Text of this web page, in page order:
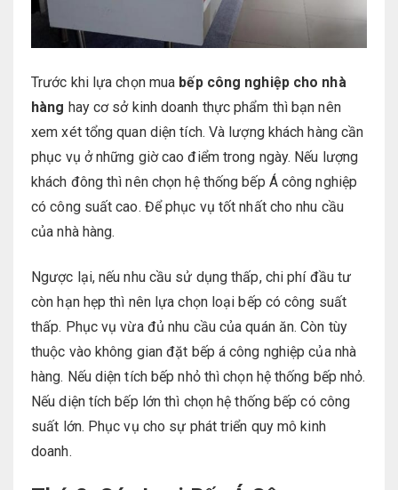
Trước khi lựa chọn mua bếp công nghiệp cho nhà
hàng hay cơ sở kinh doanh thực phẩm thì bạn nên
xem xét tổng quan diện tích. Và lượng khách hàng cần
phục vụ ở những giờ cao điểm trong ngày. Nếu lượng
khách đông thì nên chọn hệ thống bếp Á công nghiệp
có công suất cao. Để phục vụ tốt nhất cho nhu cầu
của nhà hàng.
Ngược lại, nếu nhu cầu sử dụng thấp, chi phí đầu tư
còn hạn hẹp thì nên lựa chọn loại bếp có công suất
thấp. Phục vụ vừa đủ nhu cầu của quán ăn. Còn tùy
thuộc vào không gian đặt bếp á công nghiệp của nhà
hàng. Nếu diện tích bếp nhỏ thì chọn hệ thống bếp nhỏ.
Nếu diện tích bếp lớn thì chọn hệ thống bếp có công
suất lớn. Phục vụ cho sự phát triển quy mô kinh
doanh.